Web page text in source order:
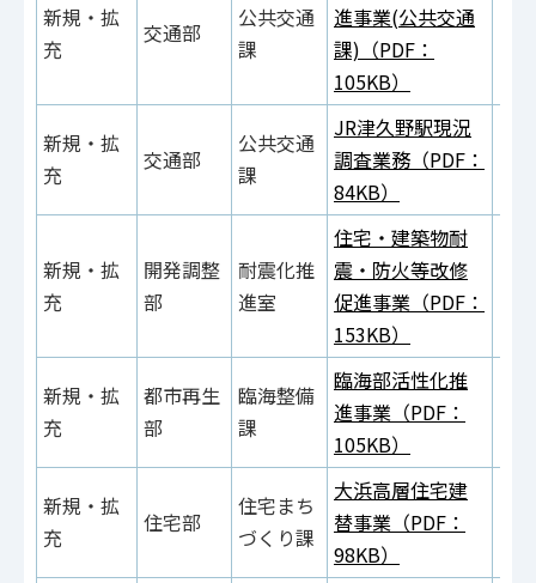
新規・拡
充
交通部
公共交通
課
進事業(公共交通
課)（PDF：
105KB）
新規・拡
充
交通部
公共交通
課
JR津久野駅現況
調査業務（PDF：
84KB）
新規・拡
充
開発調整
部
耐震化推
進室
住宅・建築物耐
震・防火等改修
促進事業（PDF：
153KB）
新規・拡
充
都市再生
部
臨海整備
課
臨海部活性化推
進事業（PDF：
105KB）
新規・拡
充
住宅部
住宅まち
づくり課
大浜高層住宅建
替事業（PDF：
98KB）